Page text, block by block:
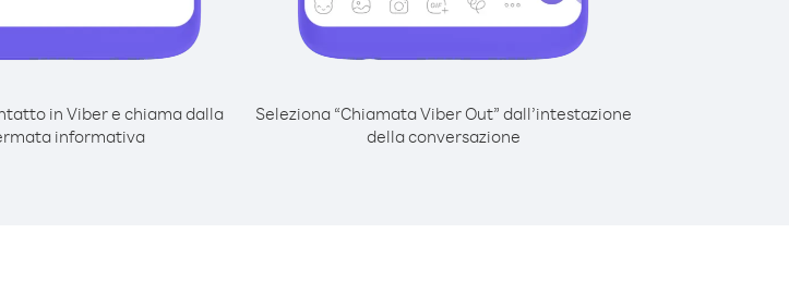
in Viber e chiama dalla
informativa
Seleziona “Chiamata Viber Out” dall’intestazione
della conversazione